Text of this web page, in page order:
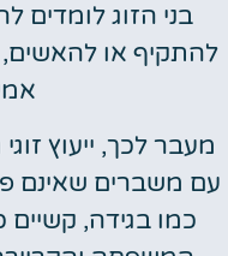
בני הזוג לומדים
להתקיף או להאשים,
מעבר לכך, ייעוץ
עם משברים שאינם
כמו בגידה, קשיים